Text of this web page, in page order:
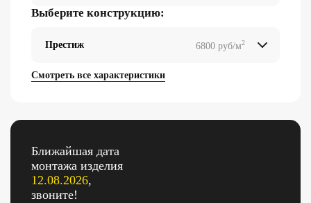
Ближайшая дата
монтажа изделия
12.08.2026,
звоните!
Выберите конструкцию:
Престиж 6800 руб/м2
Смотреть все характеристики